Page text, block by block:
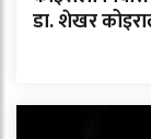
डा. शेखर